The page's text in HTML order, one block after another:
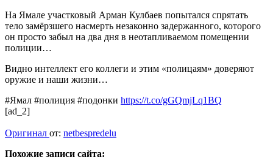
На Ямале участковый Арман Кулбаев попытался спрятать
тело замёрзшего насмерть незаконно задержанного, которого
он просто забыл на два дня в неотапливаемом помещении
полиции…
Видно интеллект его коллеги и этим «полицаям» доверяют
оружие и наши жизни…
#Ямал #полиция #подонки https://t.co/gGQmjLq1BQ
[ad_2]
Оригинал от: netbespredelu
Похожие записи сайта: